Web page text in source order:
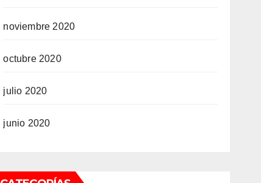
noviembre 2020
octubre 2020
julio 2020
junio 2020